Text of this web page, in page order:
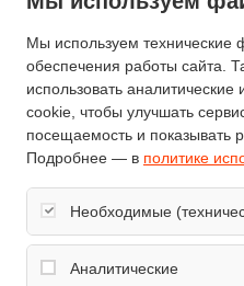
Гриль
Объём (л)
Режимов нагрева
Вертел
Дверца духовки
Подсветка камеры
Мы используем технические
обеспечения работы сайта.
использовать
cookie, чтобы улучшать
посещаемость и показывать
Подробнее — в политике
Необходимые
Обеспечивают корректную
заказа, корзина, вход в
Аналитические